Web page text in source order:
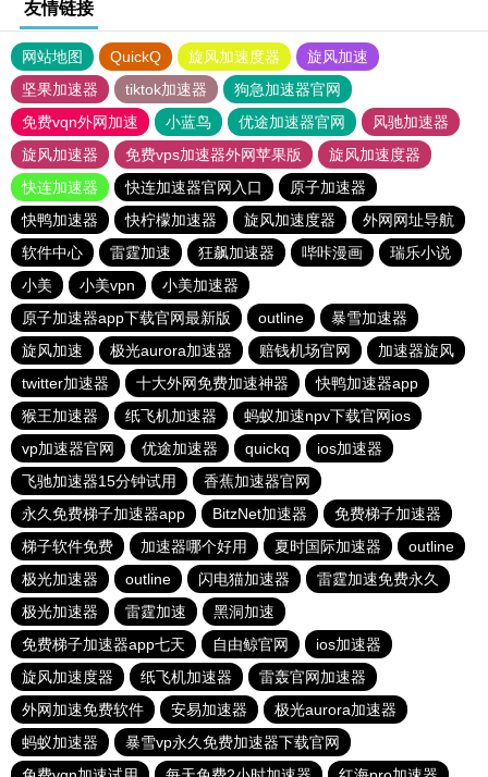
友情链接
网站地图 QuickQ 旋风加速度器
旋风加速
坚果加速器
tiktok加速器
狗急加速器官网
免费vqn外网加速
小蓝鸟 优途加速器官网
风驰加速器
旋风加速器
免费vps加速器外网苹果版
旋风加速度器
快连加速器
快连加速器官网入口
原子加速器
快鸭加速器
快柠檬加速器 旋风加速度器
外网网址导航
软件中心
雷霆加速 狂飙加速器 哔咔漫画
瑞乐小说
小美
小美vpn
小美加速器
原子加速器app下载官网最新版
outline
暴雪加速器
旋风加速
极光aurora加速器 赔钱机场官网
加速器旋风
twitter加速器
十大外网免费加速神器
快鸭加速器app
猴王加速器
纸飞机加速器
蚂蚁加速npv下载官网ios
vp加速器官网
优途加速器 quickq
ios加速器
飞驰加速器15分钟试用
香蕉加速器官网
永久免费梯子加速器app
BitzNet加速器
免费梯子加速器
梯子软件免费
加速器哪个好用 夏时国际加速器
outline
极光加速器
outline 闪电猫加速器
雷霆加速免费永久
极光加速器
雷霆加速
黑洞加速
免费梯子加速器app七天
自由鲸官网
ios加速器
旋风加速度器
纸飞机加速器
雷轰官网加速器
外网加速免费软件
安易加速器
极光aurora加速器
蚂蚁加速器
暴雪vp永久免费加速器下载官网